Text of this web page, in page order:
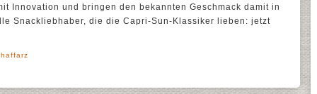
Innovation und bringen den bekannten Geschmack damit in
Snackliebhaber, die die Capri-Sun-Klassiker lieben: jetzt